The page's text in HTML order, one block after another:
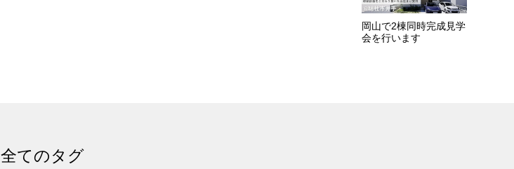
岡山で2棟同時完成見学
会を行います
全てのタグ